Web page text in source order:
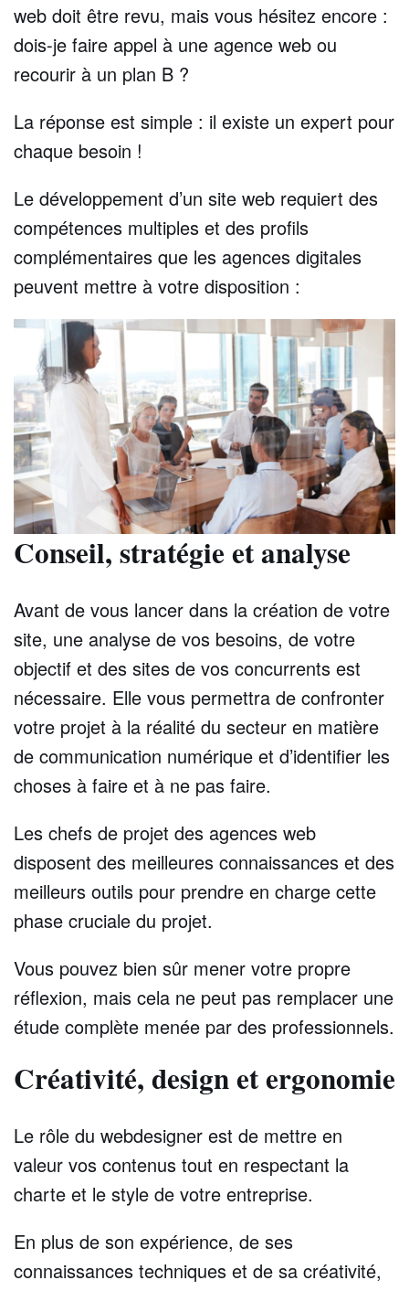
web doit être revu, mais vous hésitez encore :
dois-je faire appel à une agence web ou
recourir à un plan B ?
La réponse est simple : il existe un expert pour
chaque besoin !
Le développement d’un site web requiert des
compétences multiples et des profils
complémentaires que les agences digitales
peuvent mettre à votre disposition :
Conseil, stratégie et analyse
Avant de vous lancer dans la création de votre
site, une analyse de vos besoins, de votre
objectif et des sites de vos concurrents est
nécessaire. Elle vous permettra de confronter
votre projet à la réalité du secteur en matière
de communication numérique et d’identifier les
choses à faire et à ne pas faire.
Les chefs de projet des agences web
disposent des meilleures connaissances et des
meilleurs outils pour prendre en charge cette
phase cruciale du projet.
Vous pouvez bien sûr mener votre propre
réflexion, mais cela ne peut pas remplacer une
étude complète menée par des professionnels.
Créativité, design et ergonomie
Le rôle du webdesigner est de mettre en
valeur vos contenus tout en respectant la
charte et le style de votre entreprise.
En plus de son expérience, de ses
connaissances techniques et de sa créativité,